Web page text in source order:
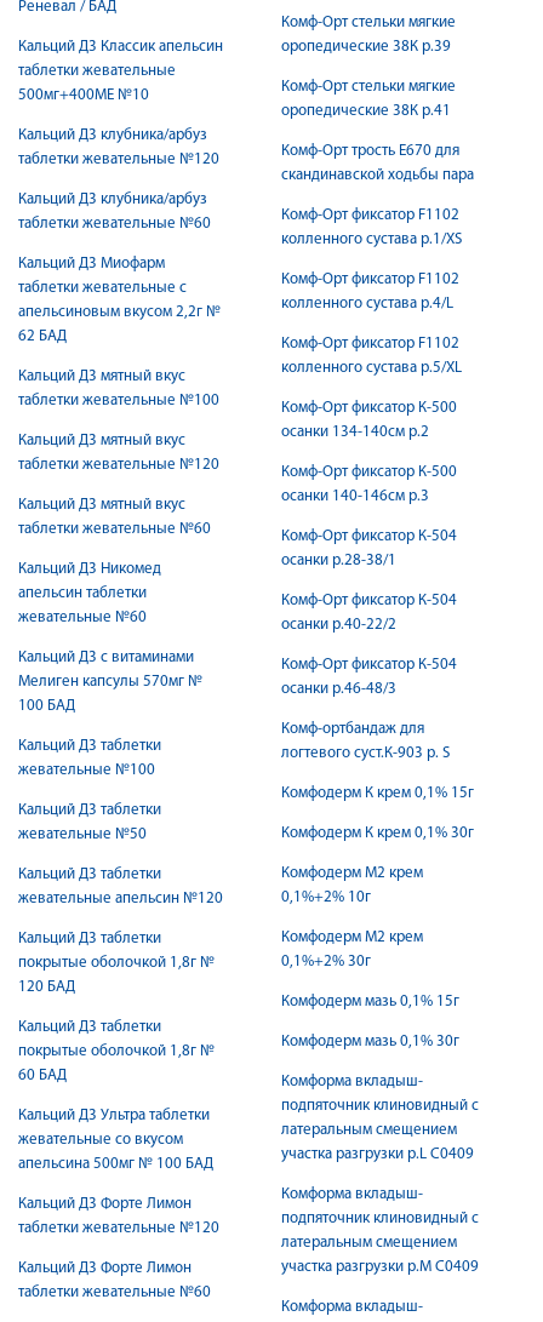
Реневал / БАД
Кальций Д3 Классик апельсин
таблетки жевательные
500мг+400МЕ №10
Кальций Д3 клубника/арбуз
таблетки жевательные №120
Кальций Д3 клубника/арбуз
таблетки жевательные №60
Кальций Д3 Миофарм
таблетки жевательные с
апельсиновым вкусом 2,2г №
62 БАД
Кальций Д3 мятный вкус
таблетки жевательные №100
Кальций Д3 мятный вкус
таблетки жевательные №120
Кальций Д3 мятный вкус
таблетки жевательные №60
Кальций Д3 Никомед
апельсин таблетки
жевательные №60
Кальций Д3 с витаминами
Мелиген капсулы 570мг №
100 БАД
Кальций Д3 таблетки
жевательные №100
Кальций Д3 таблетки
жевательные №50
Кальций Д3 таблетки
жевательные апельсин №120
Кальций Д3 таблетки
покрытые оболочкой 1,8г №
120 БАД
Кальций Д3 таблетки
покрытые оболочкой 1,8г №
60 БАД
Кальций Д3 Ультра таблетки
жевательные со вкусом
апельсина 500мг № 100 БАД
Кальций Д3 Форте Лимон
таблетки жевательные №120
Кальций Д3 Форте Лимон
таблетки жевательные №60
Комф-Орт стельки мягкие
оропедические 38К р.39
Комф-Орт стельки мягкие
оропедические 38К р.41
Комф-Орт трость Е670 для
скандинавской ходьбы пара
Комф-Орт фиксатор F1102
колленного сустава р.1/XS
Комф-Орт фиксатор F1102
колленного сустава р.4/L
Комф-Орт фиксатор F1102
колленного сустава р.5/XL
Комф-Орт фиксатор К-500
осанки 134-140см р.2
Комф-Орт фиксатор К-500
осанки 140-146см р.3
Комф-Орт фиксатор К-504
осанки р.28-38/1
Комф-Орт фиксатор К-504
осанки р.40-22/2
Комф-Орт фиксатор К-504
осанки р.46-48/3
Комф-ортбандаж для
логтевого суст.К-903 р. S
Комфодерм К крем 0,1% 15г
Комфодерм К крем 0,1% 30г
Комфодерм М2 крем
0,1%+2% 10г
Комфодерм М2 крем
0,1%+2% 30г
Комфодерм мазь 0,1% 15г
Комфодерм мазь 0,1% 30г
Комформа вкладыш-
подпяточник клиновидный с
латеральным смещением
участка разгрузки р.L С0409
Комформа вкладыш-
подпяточник клиновидный с
латеральным смещением
участка разгрузки р.M С0409
Комформа вкладыш-